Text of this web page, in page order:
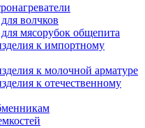
волчков
мясорубок общепита
к импортному
к молочной арматуре
к отечественному